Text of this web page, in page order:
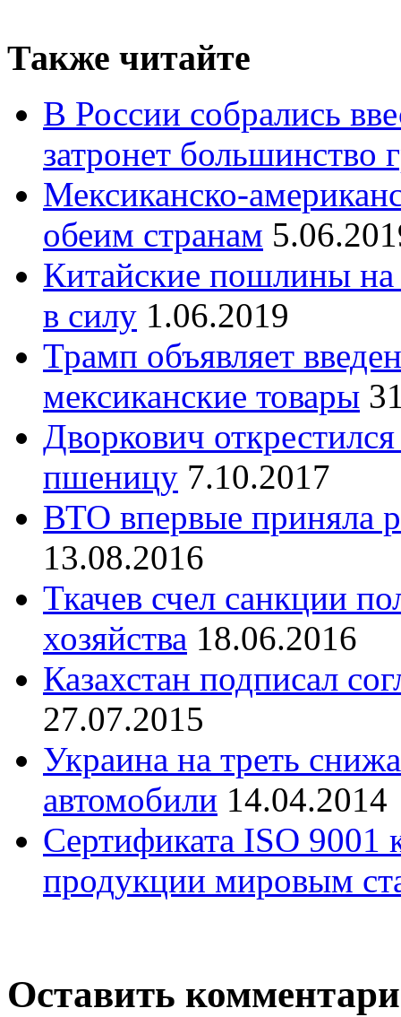
Также читайте
В России собрались
затронет большинство
Мексиканско-
обеим странам
Китайские пошлины на
в силу 1.06.2019
Трамп объявляет
мексиканские товары
Дворкович
пшеницу 7.10.2017
ВТО впервые приняла
13.08.2016
Ткачев счел санкции
хозяйства 18.06.2016
Казахстан подписал
27.07.2015
Украина на треть
автомобили 14.04.2014
Сертификата ISO 9001
продукции мировым
Оставить